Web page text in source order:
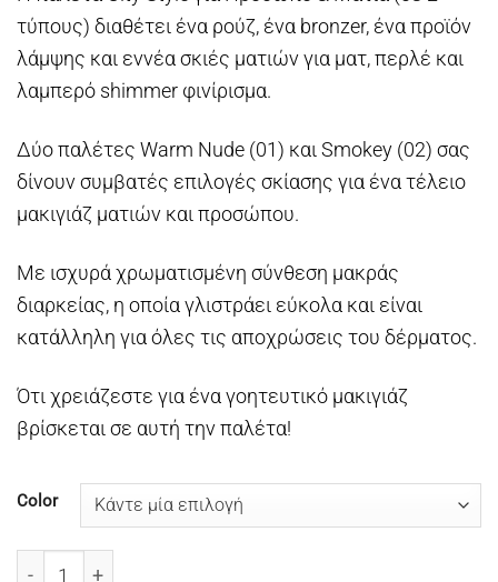
τύπους) διαθέτει ένα ρούζ, ένα bronzer, ένα προϊόν
λάμψης και εννέα σκιές ματιών για ματ, περλέ και
λαμπερό shimmer φινίρισμα.
Δύο παλέτες Warm Nude (01) και Smokey (02) σας
δίνουν συμβατές επιλογές σκίασης για ένα τέλειο
μακιγιάζ ματιών και προσώπου.
Με ισχυρά χρωματισμένη σύνθεση μακράς
διαρκείας, η οποία γλιστράει εύκολα και είναι
κατάλληλη για όλες τις αποχρώσεις του δέρματος.
Ότι χρειάζεστε για ένα γοητευτικό μακιγιάζ
βρίσκεται σε αυτή την παλέτα!
Color